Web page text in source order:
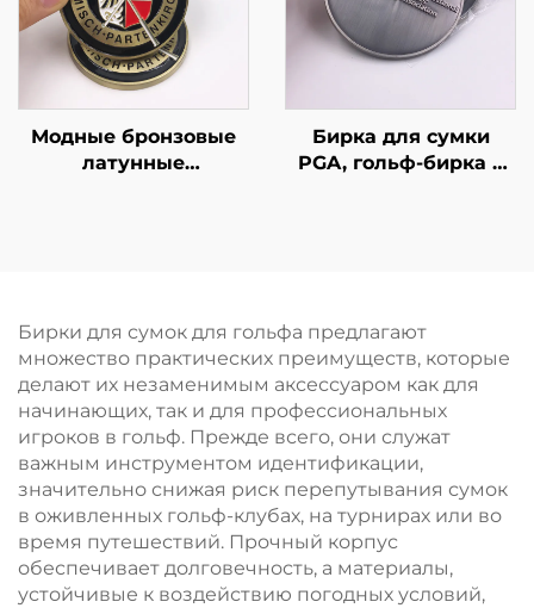
металлический,
индивидуальный
тиснёный логотип
Модные бронзовые
латунные
дорожная бирка для
багажа
Бирка для сумки
PGA, гольф-бирка с
Бирки для сумок для гольфа предлагают
множество практических преимуществ, которые
делают их незаменимым аксессуаром как для
начинающих, так и для профессиональных
игроков в гольф. Прежде всего, они служат
важным инструментом идентификации,
значительно снижая риск перепутывания сумок
в оживленных гольф-клубах, на турнирах или во
время путешествий. Прочный корпус
обеспечивает долговечность, а материалы,
устойчивые к воздействию погодных условий,